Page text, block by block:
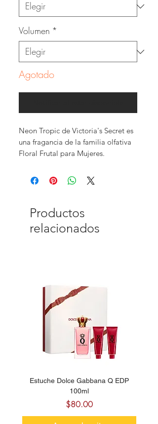
Volumen *
Agotado
Neon Tropic de Victoria's Secret es
una fragancia de la familia olfativa
Floral Frutal para Mujeres.
Productos
relacionados
Estuche Dolce Gabbana Q EDP
100ml
Precio
$80.00